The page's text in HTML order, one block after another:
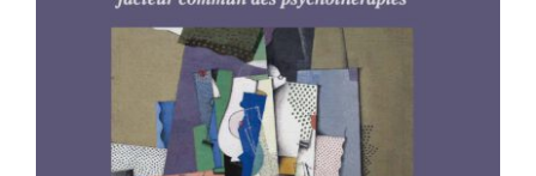
L’ALLIANCE THÉRAPEUTIQUE –
Facteur commun des psychothérapies